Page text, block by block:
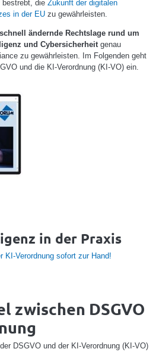
die Zukunft der digitalen
in der EUzu gewährleisten.
schnell ändernde Rechtslage rund um
und Cybersicherheit genau
zu gewährleisten. Im Folgenden geht
und die KI-Verordnung (KI-VO) ein.
in der Praxis
KI-Verordnung sofort zur Hand!
zwischen DSGVO
DSGVO und der KI-Verordnung (KI-VO)